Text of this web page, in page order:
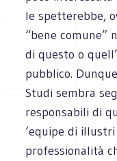
le spetterebbe,
“bene comune”
di questo o
pubblico.
Studi sembra
responsabili di
‘equipe di
professionalità